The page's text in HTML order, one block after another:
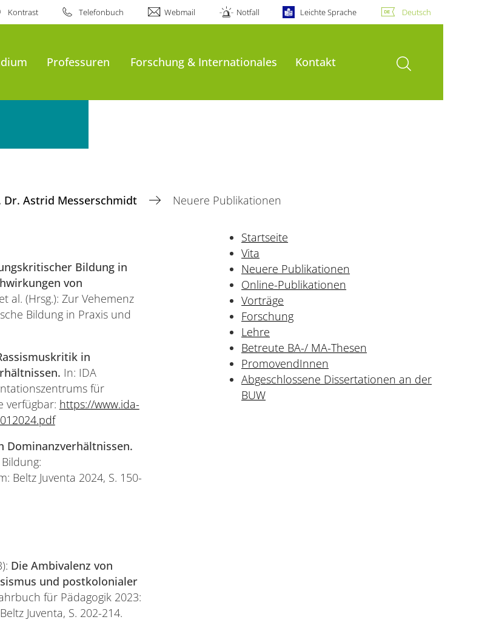
Kontrast Telefonbuch Webmail Notfall Leichte Sprache Deutsch
Professuren Forschung & Internationales Kontakt Suche öffnen
Dr. Astrid Messerschmidt Neuere Publikationen
Bildung in
von
al. (Hrsg.): Zur Vehemenz
Bildung in Praxis und
in
In: IDA
für
verfügbar: https://www.ida-
Dominanzverhältnissen.
Beltz Juventa 2024, S. 150-
Die Ambivalenz von
und postkolonialer
für Pädagogik 2023:
Juventa, S. 202-214.
Startseite
Vita
Neuere Publikationen
Online-Publikationen
Vorträge
Forschung
Lehre
Betreute BA-/ MA-Thesen
PromovendInnen
Abgeschlossene Dissertationen an der
BUW